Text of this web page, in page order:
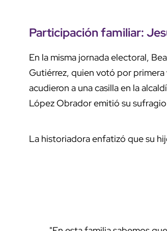
Participación familiar:
En la misma jornada electoral,
Gutiérrez, quien votó por
acudieron a una casilla en la
López Obrador emitió su sufragio
La historiadora enfatizó que su